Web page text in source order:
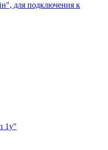
для подключения к
1у"